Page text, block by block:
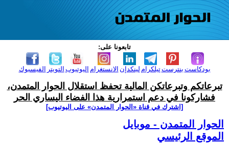
تابعونا على:
الفيسبوك التويتر اليوتيوب الانستغرام لينكدإن تيلكرامبنترست بودكاست
تبرعاتكم وتبرعاتكن المالية تحفظ استقلال الحوار المتمدن،
فشاركونا في دعم استمرارية هذا الفضاء اليساري الحر
[اشترك في قناة ‫«الحوار المتمدن» على اليوتيوب]
الحوار المتمدن - موبايل
الموقع الرئيسي